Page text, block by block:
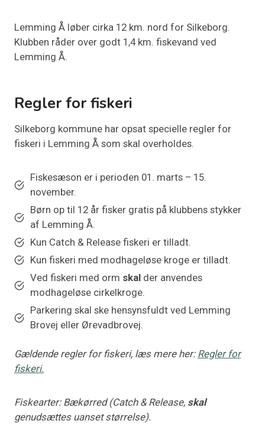
Lemming Å løber cirka 12 km. nord for Silkeborg.
Klubben råder over godt 1,4 km. fiskevand ved
Lemming Å.
Regler for fiskeri
Silkeborg kommune har opsat specielle regler for
fiskeri i Lemming Å som skal overholdes.
Fiskesæson er i perioden 01. marts – 15.
november.
Børn op til 12 år fisker gratis på klubbens stykker
af Lemming Å.
Kun Catch & Release fiskeri er tilladt.
Kun fiskeri med modhageløse kroge er tilladt.
Ved fiskeri med orm skalder anvendes
modhageløse cirkelkroge.
Parkering skal ske hensynsfuldt ved Lemming
Brovej eller Ørevadbrovej.
Gældende regler for fiskeri, læs mere her: Regler for
fiskeri.
Fiskearter: Bækørred (Catch & Release, skal
genudsættes uanset størrelse).